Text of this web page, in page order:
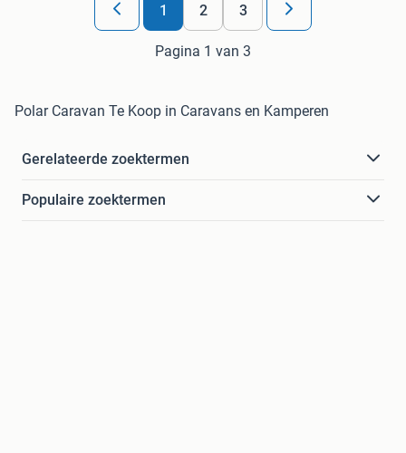
1 2 3
Pagina 1 van 3
Polar Caravan Te Koop in Caravans en Kamperen
Gerelateerde zoektermen
Populaire zoektermen